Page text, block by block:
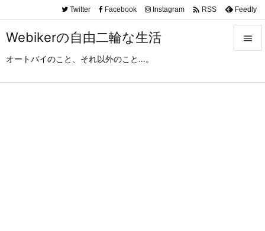
Webikerの自由二輪な生活
オートバイのこと、それ以外のこと…。

Twitter Facebook Instagram  RSS Feedly